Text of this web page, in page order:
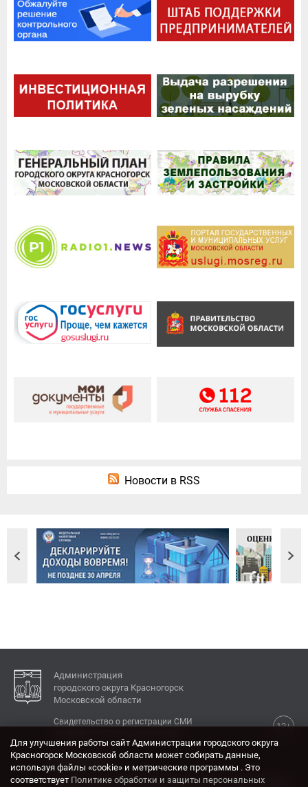
Новости в RSS
Администрация
городского округа Красногорск
Московской области
12+
Свидетельство о регистрации СМИ
КОНТАКТЫ
Адрес: 143404, Московская область, г. Красногорск,
Для улучшения работы сайт Администрации городского округа
Красногорск Московской области может собирать данные,
используя файлы «cookie» и метрические программы . Это
соответствует Политике обработки и защиты персональных